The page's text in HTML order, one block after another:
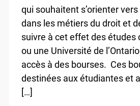
qui souhaitent s’orienter
dans les métiers du droit et
suivre à cet effet des études
ou une Université de
accès à des bourses. Ces
destinées aux étudiantes et
[…]